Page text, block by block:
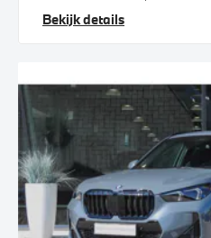
Bekijk details